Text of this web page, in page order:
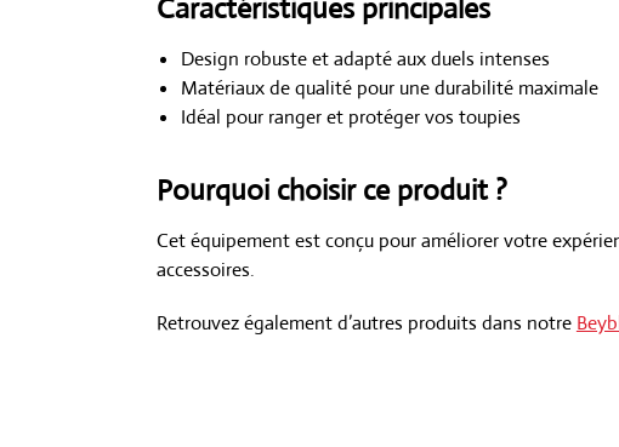
Caractéristiques principales
Design robuste et adapté aux duels intenses
Matériaux de qualité pour une durabilité maximale
Idéal pour ranger et protéger vos toupies
Pourquoi choisir ce produit ?
Cet équipement est conçu pour améliorer votre
accessoires.
Retrouvez également d’autres produits dans notre